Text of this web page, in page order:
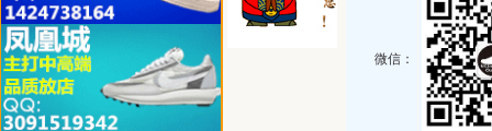
微信：